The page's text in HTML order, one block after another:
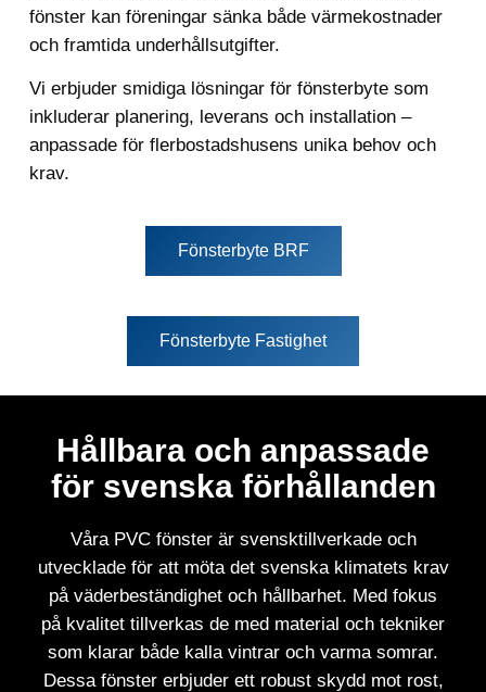
fönster kan föreningar sänka både värmekostnader
och framtida underhållsutgifter.
Vi erbjuder smidiga lösningar för fönsterbyte som
inkluderar planering, leverans och installation –
anpassade för flerbostadshusens unika behov och
krav.
Fönsterbyte BRF
Fönsterbyte Fastighet
Hållbara och anpassade
för svenska förhållanden
Våra PVC fönster är svensktillverkade och
utvecklade för att möta det svenska klimatets krav
på väderbeständighet och hållbarhet. Med fokus
på kvalitet tillverkas de med material och tekniker
som klarar både kalla vintrar och varma somrar.
Dessa fönster erbjuder ett robust skydd mot rost,